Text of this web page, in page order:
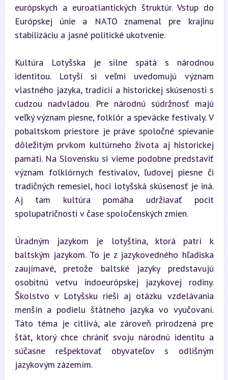
európskych a euroatlantických štruktúr. Vstup do
Európskej únie a NATO znamenal pre krajinu
stabilizáciu a jasné politické ukotvenie.
Kultúra Lotyšska je silne spätá s národnou
identitou. Lotyši si veľmi uvedomujú význam
vlastného jazyka, tradícií a historickej skúsenosti s
cudzou nadvládou. Pre národnú súdržnosť majú
veľký význam piesne, folklór a spevácke festivaly. V
pobaltskom priestore je práve spoločné spievanie
dôležitým prvkom kultúrneho života aj historickej
pamäti. Na Slovensku si vieme podobne predstaviť
význam folklórnych festivalov, ľudovej piesne či
tradičných remesiel, hoci lotyšská skúsenosť je iná.
Aj tam kultúra pomáha udržiavať pocit
spolupatričnosti v čase spoločenských zmien.
Úradným jazykom je lotyština, ktorá patrí k
baltským jazykom. To je z jazykovedného hľadiska
zaujímavé, pretože baltské jazyky predstavujú
osobitnú vetvu indoeurópskej jazykovej rodiny.
Školstvo v Lotyšsku rieši aj otázku vzdelávania
menšín a podielu štátneho jazyka vo vyučovaní.
Táto téma je citlivá, ale zároveň prirodzená pre
štát, ktorý chce chrániť svoju národnú identitu a
súčasne rešpektovať obyvateľov s odlišným
jazykovým zázemím.